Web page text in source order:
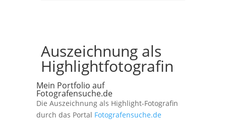
Auszeichnung als
Highlightfotografin
Mein Portfolio auf
Fotografensuche.de
Die Auszeichnung als Highlight-Fotografin
durch das Portal Fotografensuche.de